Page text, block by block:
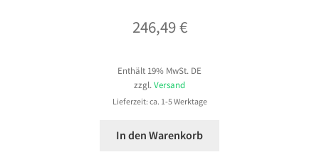
246,49€
Enthält 19% MwSt. DE
zzgl. Versand
Lieferzeit: ca. 1-5 Werktage
In den Warenkorb